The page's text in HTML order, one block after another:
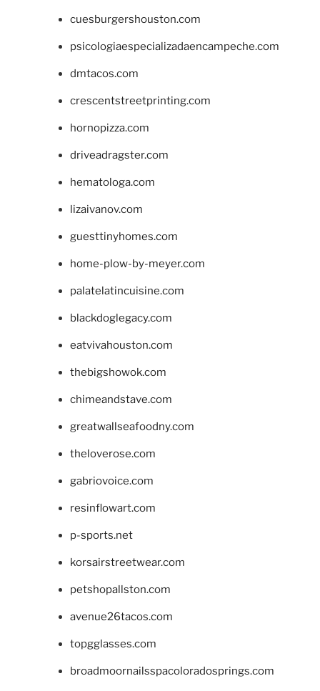
cuesburgershouston.com
psicologiaespecializadaencampeche.com
dmtacos.com
crescentstreetprinting.com
hornopizza.com
driveadragster.com
hematologa.com
lizaivanov.com
guesttinyhomes.com
home-plow-by-meyer.com
palatelatincuisine.com
blackdoglegacy.com
eatvivahouston.com
thebigshowok.com
chimeandstave.com
greatwallseafoodny.com
theloverose.com
gabriovoice.com
resinflowart.com
p-sports.net
korsairstreetwear.com
petshopallston.com
avenue26tacos.com
topgglasses.com
broadmoornailsspacoloradosprings.com